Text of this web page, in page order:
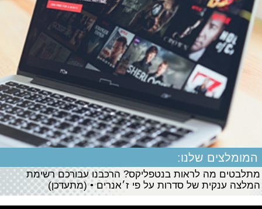
המומלצים שלנו:
מתלבטים מה לראות בנטפליקס? הרכבנו עבורכם רשימת
המלצה ענקית של סדרות על פי ז׳אנרים • (מתעדכן)